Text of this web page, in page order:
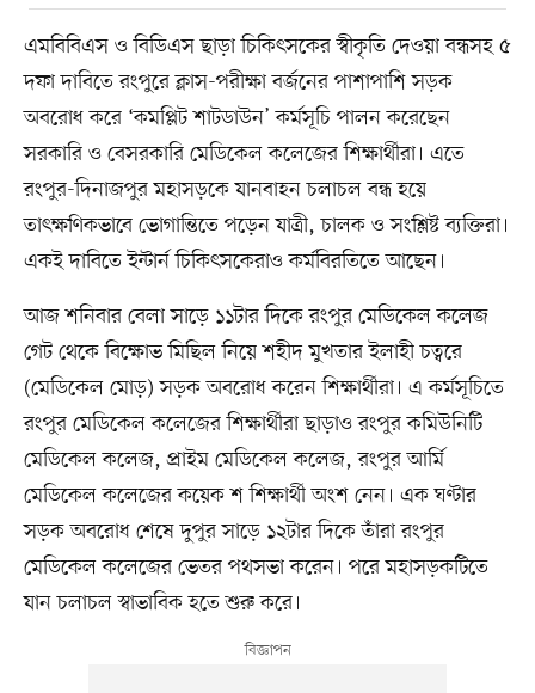
এমবিবিএস ও বিডিএস ছাড়া চিকিৎসকের স্বীকৃতি দেওয়া বন্ধসহ ৫
দফা দাবিতে রংপুরে ক্লাস-পরীক্ষা বর্জনের পাশাপাশি সড়ক
অবরোধ করে ‘কমপ্লিট শাটডাউন’ কর্মসূচি পালন করেছেন
সরকারি ও বেসরকারি মেডিকেল কলেজের শিক্ষার্থীরা। এতে
রংপুর-দিনাজপুর মহাসড়কে যানবাহন চলাচল বন্ধ হয়ে
তাৎক্ষণিকভাবে ভোগান্তিতে পড়েন যাত্রী, চালক ও সংশ্লিষ্ট ব্যক্তিরা।
একই দাবিতে ইন্টার্ন চিকিৎসকেরাও কর্মবিরতিতে আছেন।
আজ শনিবার বেলা সাড়ে ১১টার দিকে রংপুর মেডিকেল কলেজ
গেট থেকে বিক্ষোভ মিছিল নিয়ে শহীদ মুখতার ইলাহী চত্বরে
(মেডিকেল মোড়) সড়ক অবরোধ করেন শিক্ষার্থীরা। এ কর্মসূচিতে
রংপুর মেডিকেল কলেজের শিক্ষার্থীরা ছাড়াও রংপুর কমিউনিটি
মেডিকেল কলেজ, প্রাইম মেডিকেল কলেজ, রংপুর আর্মি
মেডিকেল কলেজের কয়েক শ শিক্ষার্থী অংশ নেন। এক ঘণ্টার
সড়ক অবরোধ শেষে দুপুর সাড়ে ১২টার দিকে তাঁরা রংপুর
মেডিকেল কলেজের ভেতর পথসভা করেন। পরে মহাসড়কটিতে
যান চলাচল স্বাভাবিক হতে শুরু করে।